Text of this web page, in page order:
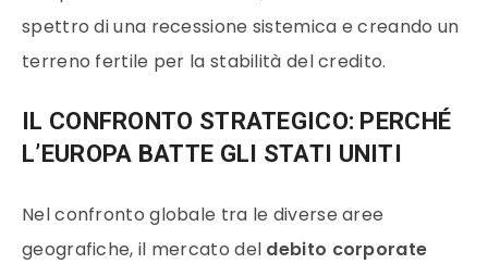
spettro di una recessione sistemica e creando un
terreno fertile per la stabilità del credito.
IL CONFRONTO STRATEGICO: PERCHÉ
L’EUROPA BATTE GLI STATI UNITI
Nel confronto globale tra le diverse aree
geografiche, il mercato del debito corporate